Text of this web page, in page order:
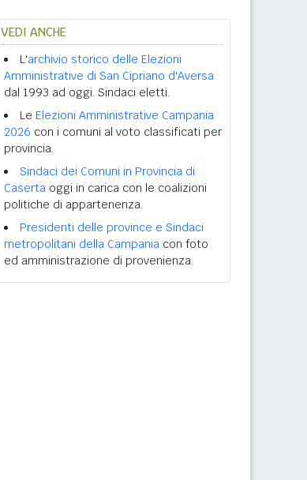
VEDI ANCHE
L'archivio storico delle Elezioni
Amministrative di San Cipriano d'Aversa
dal 1993 ad oggi. Sindaci eletti.
Le Elezioni Amministrative Campania
2026 con i comuni al voto classificati per
provincia.
Sindaci dei Comuni in Provincia di
Caserta oggi in carica con le coalizioni
politiche di appartenenza.
Presidenti delle province e Sindaci
metropolitani della Campania con foto
ed amministrazione di provenienza.